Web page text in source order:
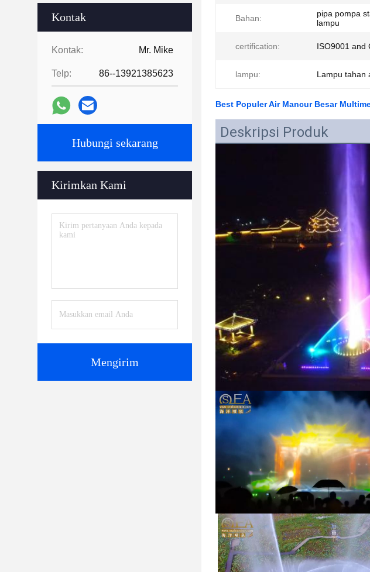
Kontak
Kontak: Mr. Mike
Telp: 86--13921385623
Hubungi sekarang
Kirimkan Kami
Mengirim
Bahan:
pipa pompa
lampu
certification: ISO9001 and
lampu: Lampu tahan
Best Populer Air Mancur Besar
Deskripsi Produk